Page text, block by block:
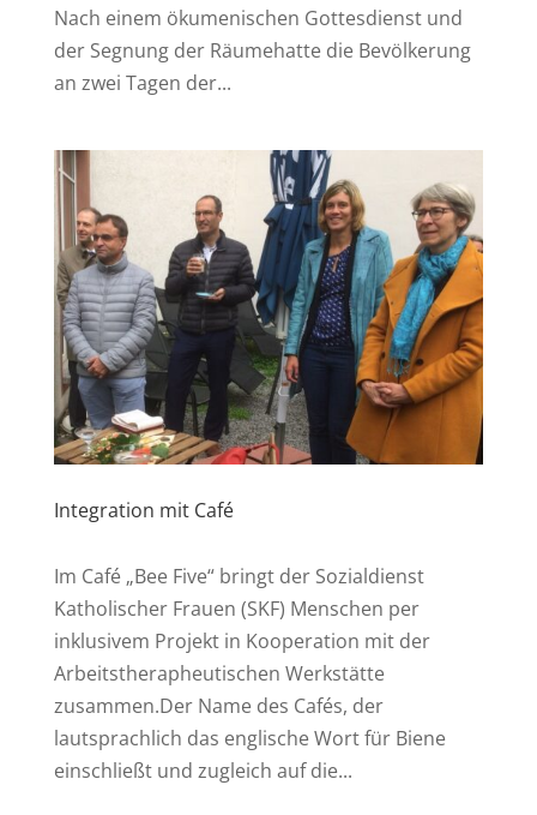
Nach einem ökumenischen Gottesdienst und
der Segnung der Räumehatte die Bevölkerung
an zwei Tagen der...
Integration mit Café
Im Café „Bee Five“ bringt der Sozialdienst
Katholischer Frauen (SKF) Menschen per
inklusivem Projekt in Kooperation mit der
Arbeitstherapheutischen Werkstätte
zusammen.Der Name des Cafés, der
lautsprachlich das englische Wort für Biene
einschließt und zugleich auf die...